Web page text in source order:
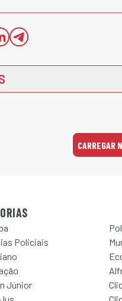
CARREGAR
Policiais
Júnior